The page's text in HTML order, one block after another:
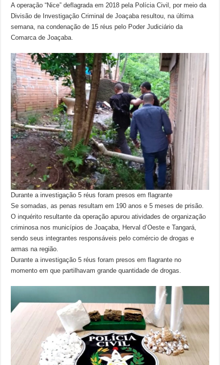
A operação “Nice” deflagrada em 2018 pela Polícia Civil, por meio da
Divisão de Investigação Criminal de Joaçaba resultou, na última
semana, na condenação de 15 réus pelo Poder Judiciário da
Comarca de Joaçaba.
Durante a investigação 5 réus foram presos em flagrante
Se somadas, as penas resultam em 190 anos e 5 meses de prisão.
O inquérito resultante da operação apurou atividades de organização
criminosa nos municípios de Joaçaba, Herval d’Oeste e Tangará,
sendo seus integrantes responsáveis pelo comércio de drogas e
armas na região.
Durante a investigação 5 réus foram presos em flagrante no
momento em que partilhavam grande quantidade de drogas.